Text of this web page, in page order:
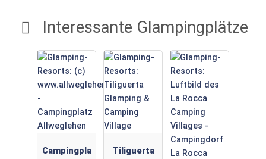
Interessante Glampingplätze
Campingpla
Tiliguerta